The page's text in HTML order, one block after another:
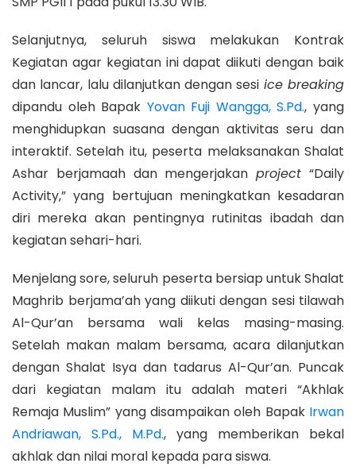
Selanjutnya, seluruh siswa melakukan Kontrak
Kegiatan agar kegiatan ini dapat diikuti dengan baik
dan lancar, lalu dilanjutkan dengan sesi ice breaking
dipandu oleh Bapak Yovan Fuji Wangga, S.Pd., yang
menghidupkan suasana dengan aktivitas seru dan
interaktif. Setelah itu, peserta melaksanakan Shalat
Ashar berjamaah dan mengerjakanproject “Daily
Activity,” yang bertujuan meningkatkan kesadaran
diri mereka akan pentingnya rutinitas ibadah dan
kegiatan sehari-hari.
Menjelang sore, seluruh peserta bersiap untuk Shalat
Maghrib berjama’ah yang diikuti dengan sesi tilawah
Al-Qur’an bersama wali kelas masing-masing.
Setelah makan malam bersama, acara dilanjutkan
dengan Shalat Isya dan tadarus Al-Qur’an. Puncak
dari kegiatan malam itu adalah materi “Akhlak
Remaja Muslim” yang disampaikan oleh Bapak Irwan
Andriawan, S.Pd., M.Pd., yang memberikan bekal
akhlak dan nilai moral kepada para siswa.